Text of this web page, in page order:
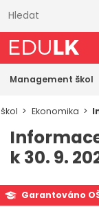
obsahu
Management škol
Ekonomika
k 30. 9.
Garantováno